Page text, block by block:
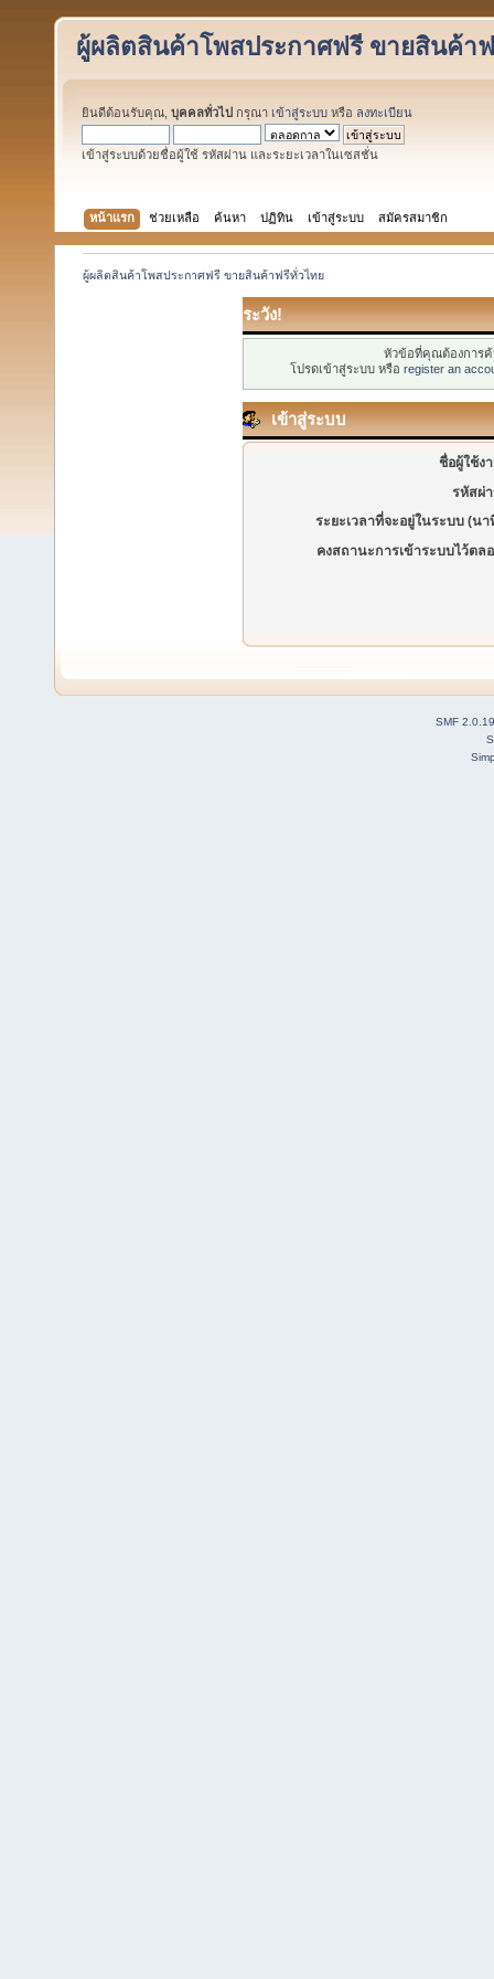
ผู้ผลิตสินค้าโพสประกาศฟรี ขายสินค้า
ยินดีต้อนรับคุณ, บุคคลทั่วไป กรุณา เข้าสู่ระบบ หรือ ลงทะเบียน
เข้าสู่ระบบด้วยชื่อผู้ใช้ รหัสผ่าน และระยะเวลาในเซสชั่น
หน้าแรก ช่วยเหลือ ค้นหา ปฏิทิน เข้าสู่ระบบ สมัครสมาชิก
ผู้ผลิตสินค้าโพสประกาศฟรี ขายสินค้าฟรีทั่วไทย
ระวัง!
หัวข้อที่คุณต้องการ
โปรดเข้าสู่ระบบ หรือ register an
เข้าสู่ระบบ
ชื่อผู้ใช้ง
รหัสผ่
ระยะเวลาที่จะอยู่ในระบบ (นา
คงสถานะการเข้าระบบไว้ตล
SMF 2.0.19